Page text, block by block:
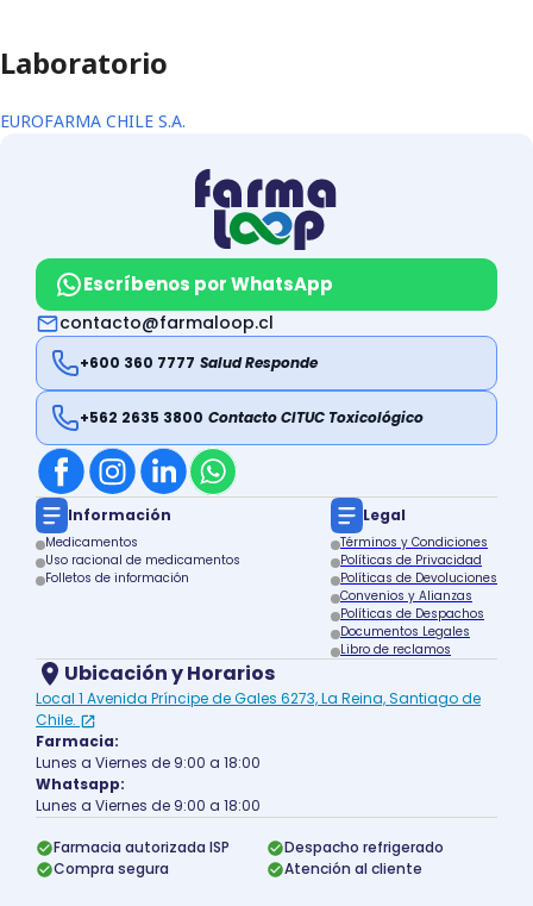
Laboratorio
EUROFARMA CHILE S.A.
Escríbenos por WhatsApp
contacto@farmaloop.cl
+600 360 7777 Salud Responde
+562 2635 3800 Contacto CITUC Toxicológico
Información
Medicamentos
Uso racional de medicamentos
Folletos de información
Legal
Términos y Condiciones
Políticas de Privacidad
Políticas de Devoluciones
Convenios y Alianzas
Políticas de Despachos
Documentos Legales
Libro de reclamos
Ubicación y Horarios
Local 1 Avenida Príncipe de Gales 6273, La Reina, Santiago de
Chile.
Farmacia:
Lunes a Viernes de 9:00 a 18:00
Whatsapp:
Lunes a Viernes de 9:00 a 18:00
Farmacia autorizada ISP
Despacho refrigerado
Compra segura
Atención al cliente